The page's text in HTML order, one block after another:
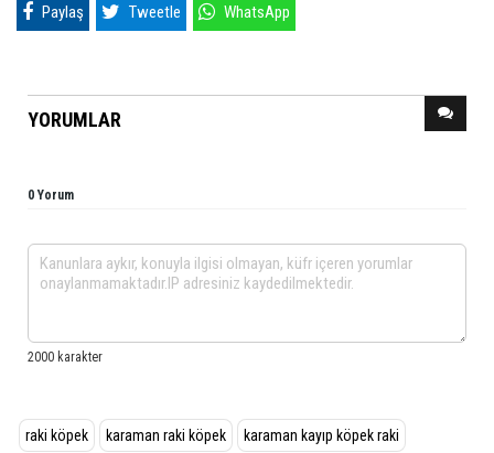
Paylaş Tweetle WhatsApp
YORUMLAR
0 Yorum
raki köpek karaman raki köpek karaman kayıp köpek raki